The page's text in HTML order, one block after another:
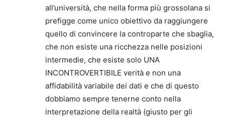
all’università, che nella forma più grossolana si
prefigge come unico obiettivo da raggiungere
quello di convincere la controparte che sbaglia,
che non esiste una ricchezza nelle posizioni
intermedie, che esiste solo UNA
INCONTROVERTIBILE verità e non una
affidabilità variabile dei dati e che di questo
dobbiamo sempre tenerne conto nella
interpretazione della realtà (giusto per gli